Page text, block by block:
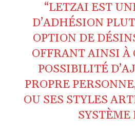
“LETZAI EST
D’ADHÉSION
OPTION DE
OFFRANT AINSI À
POSSIBILITÉ
PROPRE
OU SES STYLES
SYSTÈME